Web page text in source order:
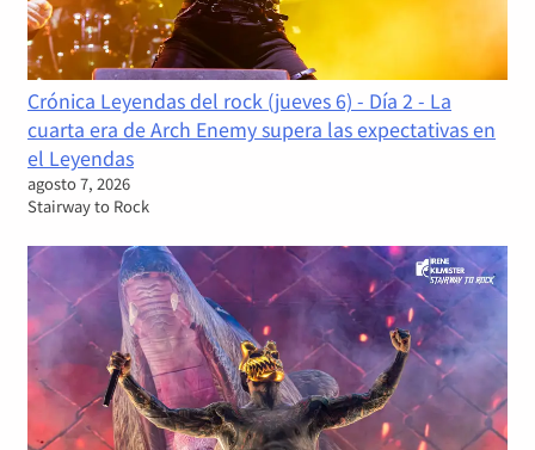
Crónica Leyendas del rock (jueves 6) - Día 2 - La
cuarta era de Arch Enemy supera las expectativas en
el Leyendas
agosto 7, 2026
Stairway to Rock